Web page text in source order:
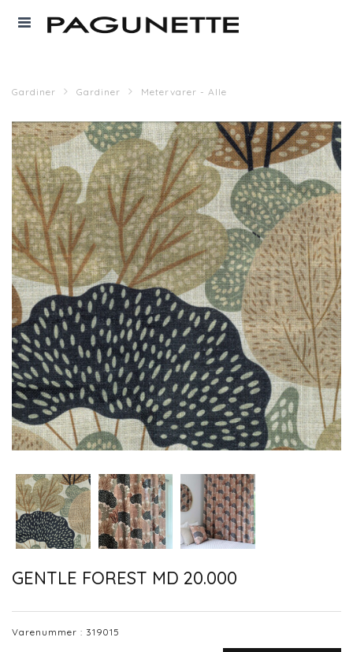
Gardiner Gardiner Metervarer - Alle
GENTLE FOREST MD 20.000
Varenummer : 319015